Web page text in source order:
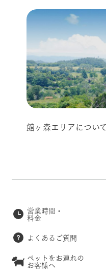
館ヶ森エリアについて
営業時間・
料金
よくあるご質問
ペットをお連れの
お客様へ